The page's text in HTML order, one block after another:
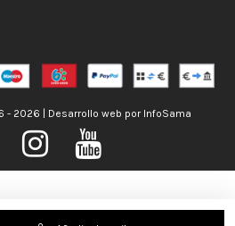
no obstante los pedidos hechos se
- 2026 | Desarrollo web por InfoSama